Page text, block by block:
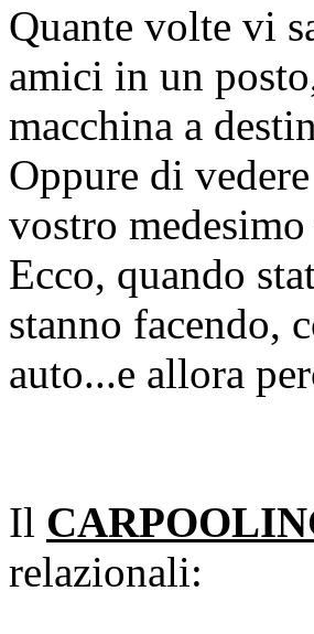
Quante volte vi
amici in un
macchina a
Oppure di
vostro
Ecco, quando
stanno facendo,
auto...e allora
Il
relazionali: